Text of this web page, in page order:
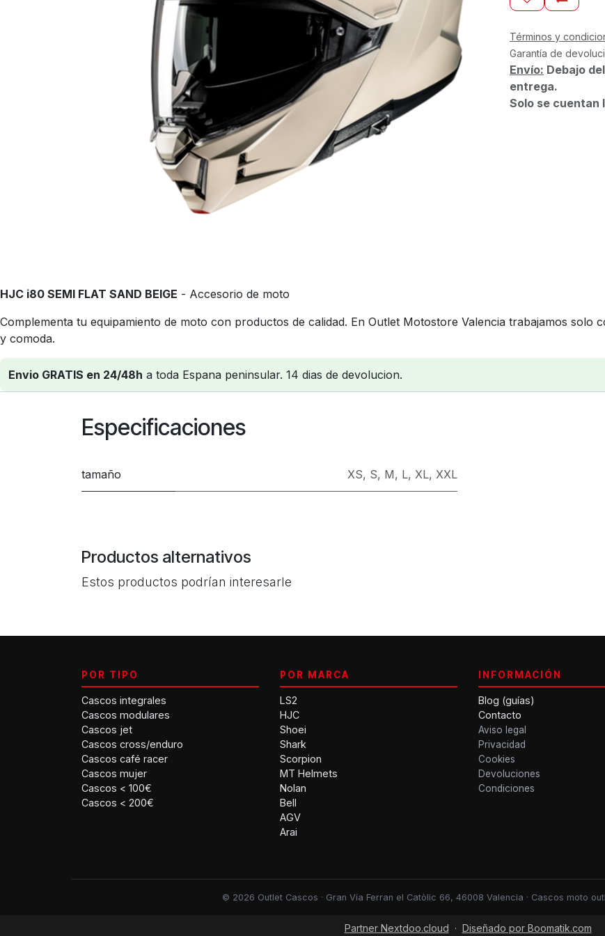
Términos y
Garantía de
Envío: Debajo
entrega.
Solo se cuentan
HJC i80 SEMI FLAT SAND BEIGE - Accesorio de moto
Complementa tu equipamiento de moto con productos de calidad. En Outlet Motostore Valencia trabajamos solo
y comoda.
Envio GRATIS en 24/48h a toda Espana peninsular. 14 dias de devolucion.
Especificaciones
tamaño XS, S, M, L, XL, XXL
Productos alternativos
Estos productos podrían interesarle
POR TIPO
Cascos integrales
Cascos modulares
Cascos jet
Cascos cross/enduro
Cascos café racer
Cascos mujer
Cascos < 100€
Cascos < 200€
POR MARCA
LS2
HJC
Shoei
Shark
Scorpion
MT Helmets
Nolan
Bell
AGV
Arai
INFORMACIÓN
Blog (guías)
Contacto
Aviso legal
Privacidad
Cookies
Devoluciones
Condiciones
© 2026 Outlet Cascos · Gran Vía Ferran el Catòlic 66, 46008 Valencia · Cascos moto
Partner Nextdoo.cloud · Diseñado por Boomatik.com